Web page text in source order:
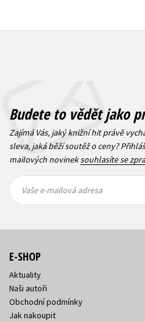
Budete to vědět jako
Zajímá Vás, jaký knižní hit právě
sleva, jaká běží soutěž o ceny?
mailových novineksouhlasíte se
mailová
mailová
Vaše e-mailová adresa
E-SHOP
Aktuality
Naši autoři
Obchodní podmínky
Jak nakoupit